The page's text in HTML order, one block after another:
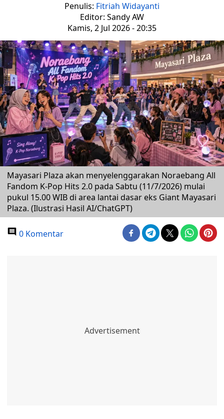
Penulis: Fitriah Widayanti
Editor: Sandy AW
Kamis, 2 Jul 2026 - 20:35
Mayasari Plaza akan menyelenggarakan Noraebang All
Fandom K-Pop Hits 2.0 pada Sabtu (11/7/2026) mulai
pukul 15.00 WIB di area lantai dasar eks Giant Mayasari
Plaza. (Ilustrasi Hasil AI/ChatGPT)
0 Komentar